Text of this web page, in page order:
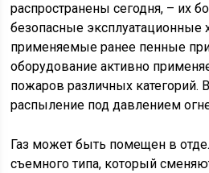
распространены сегодня, – их
безопасные эксплуатационные
применяемые ранее пенные
оборудование активно
пожаров различных категорий.
распыление под давлением
Газ может быть помещен в
съемного типа, который